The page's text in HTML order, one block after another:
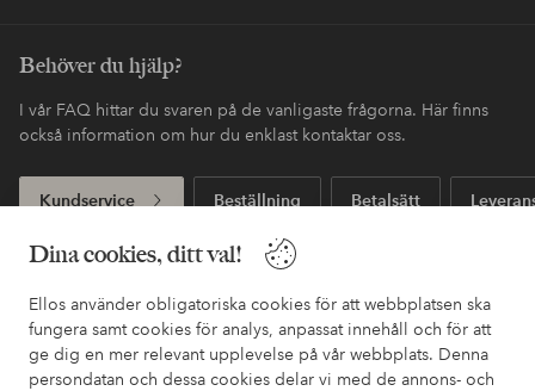
Dina cookies, ditt val!
Ellos använder obligatoriska cookies för att webbplatsen ska
fungera samt cookies för analys, anpassat innehåll och för att
ge dig en mer relevant upplevelse på vår webbplats. Denna
persondatan och dessa cookies delar vi med de annons- och
Behöver du hjälp?
I vår FAQ hittar du svaren på de vanligaste frågorna. Här finns
också information om hur du enklast kontaktar oss.
Kundservice Beställning Betalsätt
Mina sidor
Om Ellos